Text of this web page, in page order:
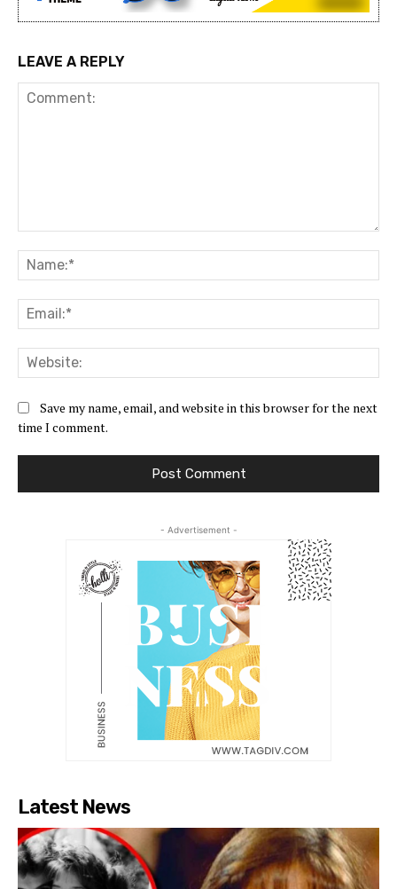
LEAVE A REPLY
Save my name, email, and website in this browser for the next
time I comment.
- Advertisement -
Latest News